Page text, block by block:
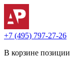
+7 (495) 797-27-26
В корзине позиции